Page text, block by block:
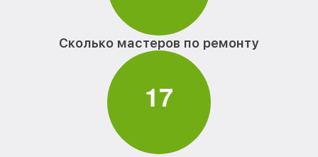
Сколько мастеров по ремонту
17